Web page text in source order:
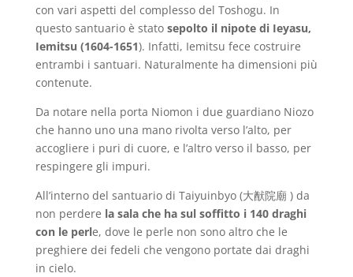
con vari aspetti del complesso del Toshogu. In
questo santuario è stato sepolto il nipote di Ieyasu,
Iemitsu (1604-1651). Infatti, Iemitsu fece costruire
entrambi i santuari. Naturalmente ha dimensioni più
contenute.
Da notare nella porta Niomon i due guardiano Niozo
che hanno uno una mano rivolta verso l’alto, per
accogliere i puri di cuore, e l’altro verso il basso, per
respingere gli impuri.
All’interno del santuario di Taiyuinbyo (大猷院廟 ) da
non perdere la sala che ha sul soffitto i 140 draghi
con le perle, dove le perle non sono altro che le
preghiere dei fedeli che vengono portate dai draghi
in cielo.